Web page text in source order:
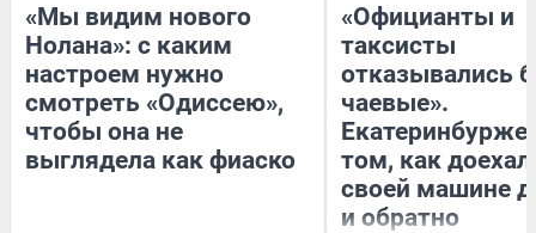
«Мы видим нового
Нолана»: с каким
настроем нужно
смотреть «Одиссею»,
чтобы она не
выглядела как фиаско
«Официанты и
таксисты
отказывались
чаевые».
том, как доехал
своей машине
и обратно